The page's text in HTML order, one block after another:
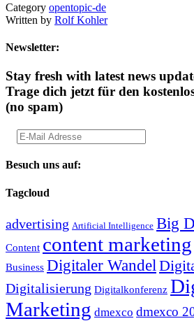
Category opentopic-de
Written by Rolf Kohler
Newsletter:
Stay fresh with latest news
Trage dich jetzt für den
(no spam)
Besuch uns auf:
Tagcloud
advertising Artificial Intelligence Big
Content content marketing
Business Digitaler Wandel
Digitalisierung Digitalkonferenz
Marketing dmexco dmexco